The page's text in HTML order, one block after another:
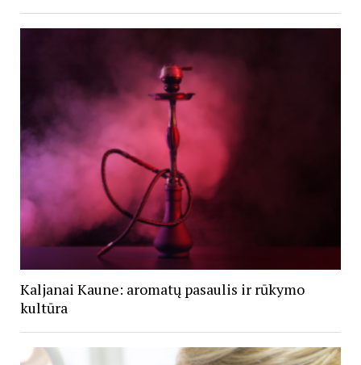
Kaljanai Kaune: aromatų pasaulis ir rūkymo
kultūra